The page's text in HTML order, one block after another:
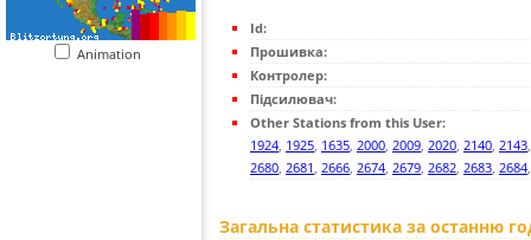
Animation
Id:
Прошивка:
Контролер:
Підсилювач:
Other Stations from this User:
1924, 1925, 1635, 2000, 2009, 2020, 2140, 2143
2680, 2681, 2666, 2674, 2679, 2682, 2683, 2684
Загальна статистика за останню